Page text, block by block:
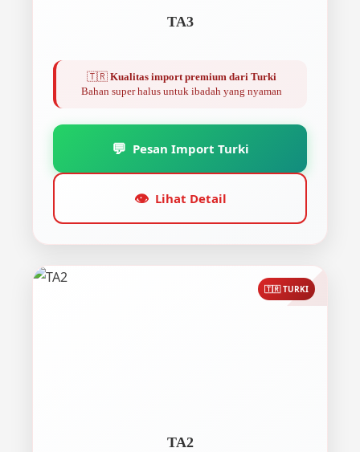
TA3
🇹🇷 Kualitas import premium dari Turki
Bahan super halus untuk ibadah yang nyaman
💬 Pesan Import Turki
👁️ Lihat Detail
🇹🇷 TURKI
TA2